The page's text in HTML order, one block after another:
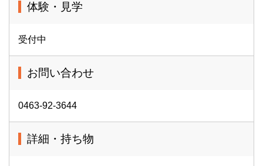
体験・見学
受付中
お問い合わせ
0463-92-3644
詳細・持ち物